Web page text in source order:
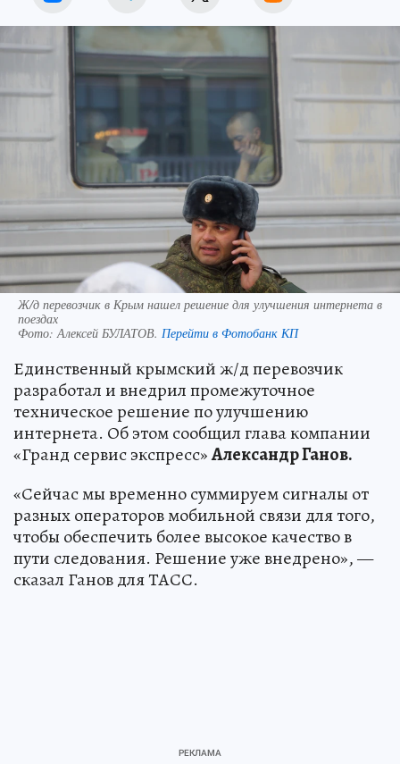
Ж/д перевозчик в Крым нашел решение для улучшения интернета в
поездах
Фото: Алексей БУЛАТОВ. Перейти в Фотобанк КП
Единственный крымский ж/д перевозчик
разработал и внедрил промежуточное
техническое решение по улучшению
интернета. Об этом сообщил глава компании
«Гранд сервис экспресс»Александр Ганов.
«Сейчас мы временно суммируем сигналы от
разных операторов мобильной связи для того,
чтобы обеспечить более высокое качество в
пути следования. Решение уже внедрено», —
сказал Ганов для ТАСС.